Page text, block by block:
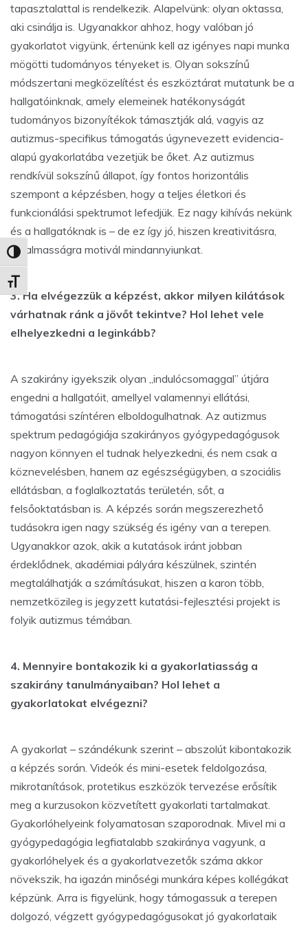
Nagy kontraszt váltása
Betűméret váltása
tapasztalattal is rendelkezik. Alapelvünk: olyan oktassa,
aki csinálja is. Ugyanakkor ahhoz, hogy valóban jó
gyakorlatot vigyünk, értenünk kell az igényes napi munka
mögötti tudományos tényeket is. Olyan sokszínű
módszertani megközelítést és eszköztárat mutatunk be a
hallgatóinknak, amely elemeinek hatékonyságát
tudományos bizonyítékok támasztják alá, vagyis az
autizmus-specifikus támogatás úgynevezett evidencia-
alapú gyakorlatába vezetjük be őket. Az autizmus
rendkívül sokszínű állapot, így fontos horizontális
szempont a képzésben, hogy a teljes életkori és
funkcionálási spektrumot lefedjük. Ez nagy kihívás nekünk
és a hallgatóknak is – de ez így jó, hiszen kreativitásra,
rugalmasságra motivál mindannyiunkat.
3. Ha elvégezzük a képzést, akkor milyen kilátások
várhatnak ránk a jövőt tekintve? Hol lehet vele
elhelyezkedni a leginkább?
A szakirány igyekszik olyan „indulócsomaggal” útjára
engedni a hallgatóit, amellyel valamennyi ellátási,
támogatási színtéren elboldogulhatnak. Az autizmus
spektrum pedagógiája szakirányos gyógypedagógusok
nagyon könnyen el tudnak helyezkedni, és nem csak a
köznevelésben, hanem az egészségügyben, a szociális
ellátásban, a foglalkoztatás területén, sőt, a
felsőoktatásban is. A képzés során megszerezhető
tudásokra igen nagy szükség és igény van a terepen.
Ugyanakkor azok, akik a kutatások iránt jobban
érdeklődnek, akadémiai pályára készülnek, szintén
megtalálhatják a számításukat, hiszen a karon több,
nemzetközileg is jegyzett kutatási-fejlesztési projekt is
folyik autizmus témában.
4. Mennyire bontakozik ki a gyakorlatiasság a
szakirány tanulmányaiban? Hol lehet a
gyakorlatokat elvégezni?
A gyakorlat – szándékunk szerint – abszolút kibontakozik
a képzés során. Videók és mini-esetek feldolgozása,
mikrotanítások, protetikus eszközök tervezése erősítik
meg a kurzusokon közvetített gyakorlati tartalmakat.
Gyakorlóhelyeink folyamatosan szaporodnak. Mivel mi a
gyógypedagógia legfiatalabb szakiránya vagyunk, a
gyakorlóhelyek és a gyakorlatvezetők száma akkor
növekszik, ha igazán minőségi munkára képes kollégákat
képzünk. Arra is figyelünk, hogy támogassuk a terepen
dolgozó, végzett gyógypedagógusokat jó gyakorlataik